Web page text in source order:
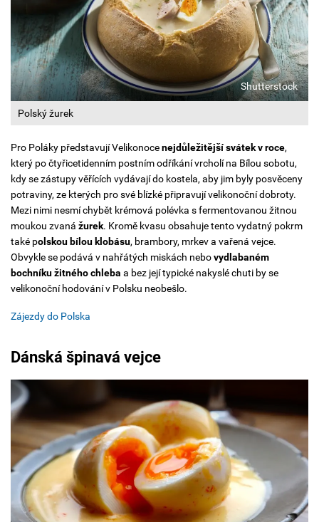
Polský žurek
Shutterstock
Pro Poláky představují Velikonocenejdůležitější svátek v roce,
který po čtyřicetidenním postním odříkání vrcholí na Bílou sobotu,
kdy se zástupy věřících vydávají do kostela, aby jim byly posvěceny
potraviny, ze kterých pro své blízké připravují velikonoční dobroty.
Mezi nimi nesmí chybět krémová polévka s fermentovanou žitnou
moukou zvaná žurek. Kromě kvasu obsahuje tento vydatný pokrm
také polskou bílou klobásu, brambory, mrkev a vařená vejce.
Obvykle se podává v nahřátých miskách nebovydlabaném
bochníku žitného chleba a bez její typické nakyslé chuti by se
velikonoční hodování v Polsku neobešlo.
Zájezdy do Polska
Dánská špinavá vejce